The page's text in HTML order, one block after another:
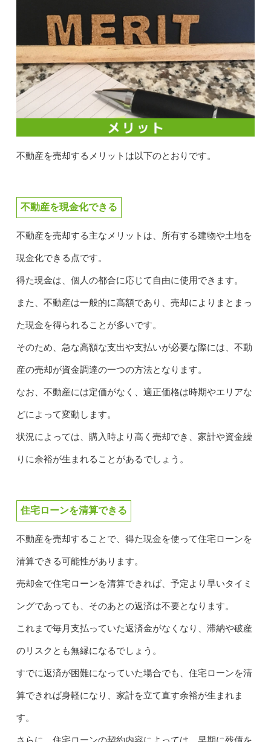
不動産を売却するメリットは以下のとおりです。
不動産を現金化できる
不動産を売却する主なメリットは、所有する建物や土地を
現金化できる点です。
得た現金は、個人の都合に応じて自由に使用できます。
また、不動産は一般的に高額であり、売却によりまとまっ
た現金を得られることが多いです。
そのため、急な高額な支出や支払いが必要な際には、不動
産の売却が資金調達の一つの方法となります。
なお、不動産には定価がなく、適正価格は時期やエリアな
どによって変動します。
状況によっては、購入時より高く売却でき、家計や資金繰
りに余裕が生まれることがあるでしょう。
住宅ローンを清算できる
不動産を売却することで、得た現金を使って住宅ローンを
清算できる可能性があります。
売却金で住宅ローンを清算できれば、予定より早いタイミ
ングであっても、そのあとの返済は不要となります。
これまで毎月支払っていた返済金がなくなり、滞納や破産
のリスクとも無縁になるでしょう。
すでに返済が困難になっていた場合でも、住宅ローンを清
算できれば身軽になり、家計を立て直す余裕が生まれま
す。
さらに、住宅ローンの契約内容によっては、早期に残債を